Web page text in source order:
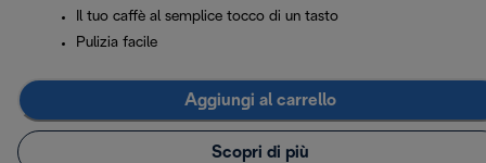
Il tuo caffè al semplice tocco di un tasto
Pulizia facile
Aggiungi al carrello
Scopri di più